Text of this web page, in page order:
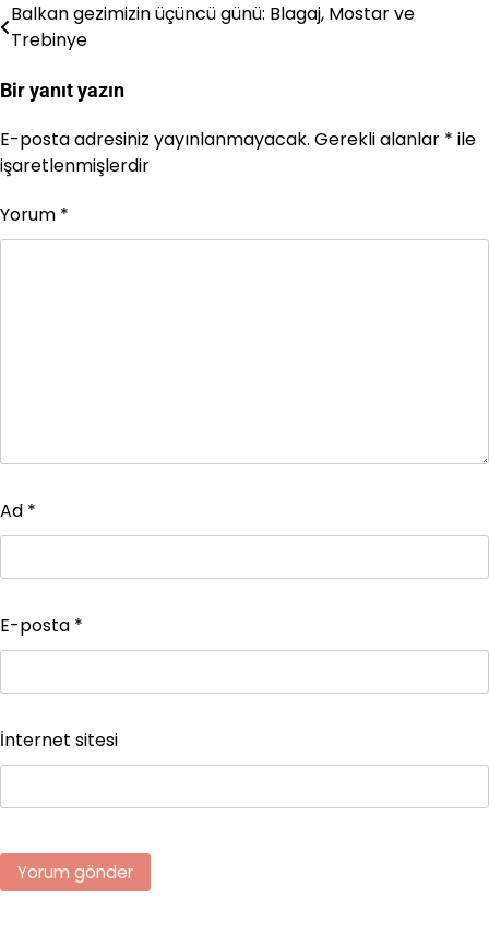
Yazı
gezinmesi
Balkan gezimizin üçüncü günü: Blagaj, Mostar ve
Trebinye
Bir yanıt yazın
E-posta adresiniz yayınlanmayacak. Gerekli alanlar * ile
işaretlenmişlerdir
Yorum *
Ad *
E-posta *
İnternet sitesi